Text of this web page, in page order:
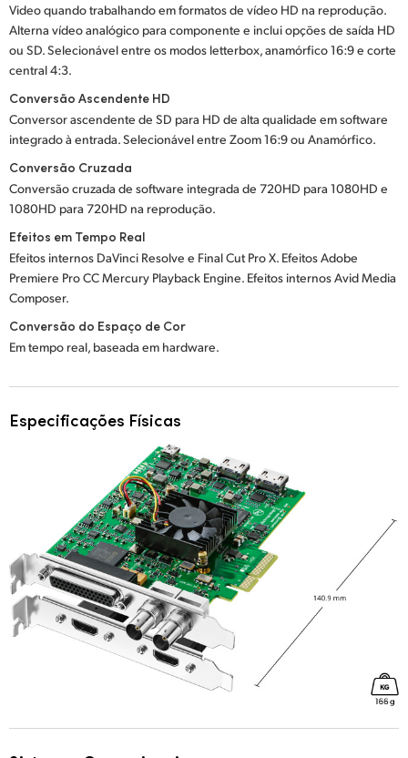
Video quando trabalhando em formatos de vídeo HD na reprodução.
Alterna vídeo analógico para componente e inclui opções de saída HD
ou SD. Selecionável entre os modos letterbox, anamórfico 16:9 e corte
central 4:3.
Conversão Ascendente HD
Conversor ascendente de SD para HD de alta qualidade em software
integrado à entrada. Selecionável entre Zoom 16:9 ou Anamórfico.
Conversão Cruzada
Conversão cruzada de software integrada de 720HD para 1080HD e
1080HD para 720HD na reprodução.
Efeitos em Tempo Real
Efeitos internos DaVinci Resolve e Final Cut Pro X. Efeitos Adobe
Premiere Pro CC Mercury Playback Engine. Efeitos internos Avid Media
Composer.
Conversão do Espaço de Cor
Em tempo real, baseada em hardware.
Especificações Físicas